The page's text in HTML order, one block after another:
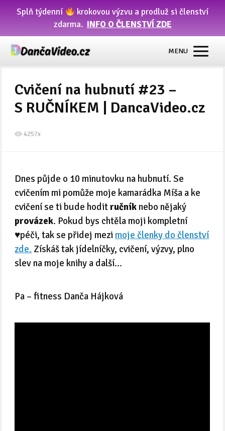
Splň týdenní
krokovou výzvu a prodluž si členství
zdarma. INFO O ČLENSTVÍ ZDE
MENU
Cvičení na hubnutí #23 –
S RUČNÍKEM | DancaVideo.cz
4257x
Dnes půjde o 10 minutovku na hubnutí. Se
cvičením mi pomůže moje kamarádka Míša a ke
cvičení se ti bude hoditručník nebo nějaký
provázek. Pokud bys chtěla moji kompletní
♥️péči, tak se přidej mezi moje členky do členství
zde. Získáš tak jídelníčky, cvičení, výzvy, plno
slev na moje knihy a další…
Pa – fitness Danča Hájková